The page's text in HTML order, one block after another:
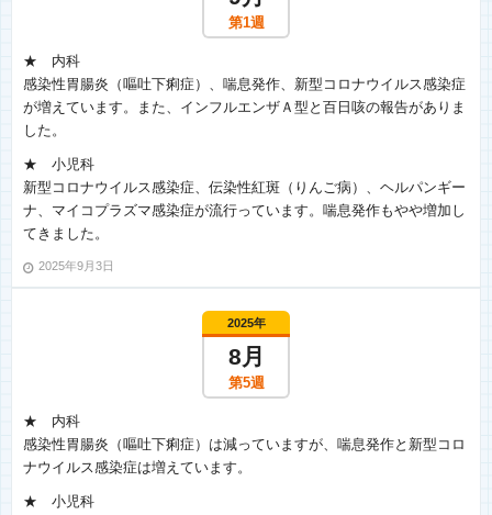
第1週
★ 内科
感染性胃腸炎（嘔吐下痢症）、喘息発作、新型コロナウイルス感染症
が増えています。また、インフルエンザＡ型と百日咳の報告がありま
した。
★ 小児科
新型コロナウイルス感染症、伝染性紅斑（りんご病）、ヘルパンギー
ナ、マイコプラズマ感染症が流行っています。喘息発作もやや増加し
てきました。
2025年9月3日
2025年
8月
第5週
★ 内科
感染性胃腸炎（嘔吐下痢症）は減っていますが、喘息発作と新型コロ
ナウイルス感染症は増えています。
★ 小児科